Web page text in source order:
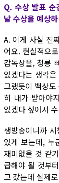
Q. 수상 발표 순
날 수상을 예상
A. 이게 사실 진
어요. 현실적으
감독상을, 청룡
있겠다는 생각
그랬듯이 백상
히 내가 받아야
있겠다 싶어서
생방송이니까
있게 보는데, 누
재미없을 것 같
급해야 될 것부
고 갔는데 실제